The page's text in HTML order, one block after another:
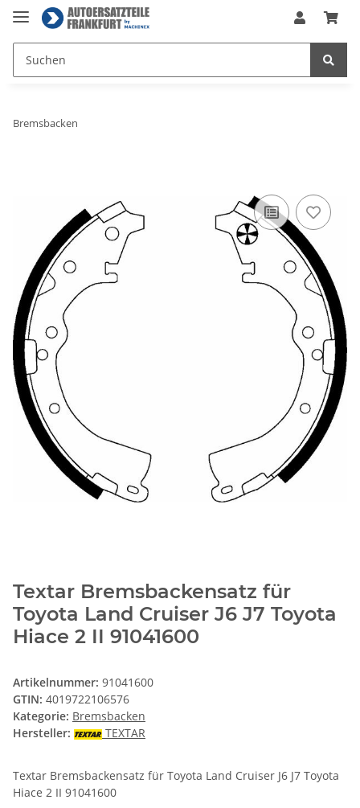
Bremsbacken
Textar Bremsbackensatz für
Toyota Land Cruiser J6 J7 Toyota
Hiace 2 II 91041600
Artikelnummer: 91041600
GTIN: 4019722106576
Kategorie: Bremsbacken
Hersteller:
TEXTAR
Textar Bremsbackensatz für Toyota Land Cruiser J6 J7 Toyota
Hiace 2 II 91041600